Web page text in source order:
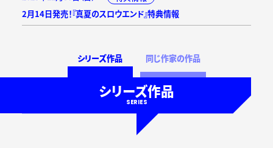
2月14日発売！『真夏のスロウエンド』特典情報
シリーズ作品 同じ作家の作品
シリーズ作品
SERIES